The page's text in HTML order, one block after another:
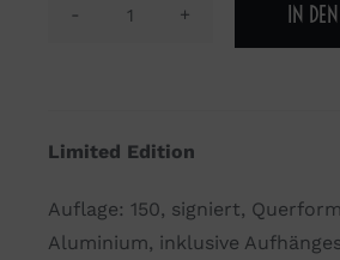
Die
oder
trumpsche
Freiheit
IN
Limited Edition
Auflage: 150, signiert,
Aluminium, inklusive